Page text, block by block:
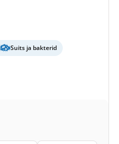
Suits ja bakterid